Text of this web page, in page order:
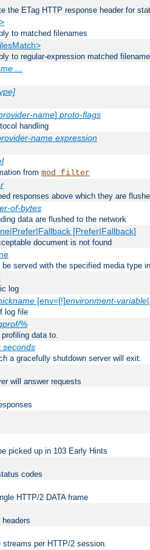
the ETag HTTP response header for
to matched filenames
to regular-expression matched
...
name] proto-flags
handling
name expression
from mod_filter
responses above which they are
of-bytes
data are flushed to the network
[Prefer|Fallback]
document is not found
served with the specified media type
log
[env=[!]environment-variable
log file
%
data to.
seconds
a gracefully shutdown server will exit.
will answer requests
picked up in 103 Early Hints
codes
HTTP/2 DATA frame
per HTTP/2 session.